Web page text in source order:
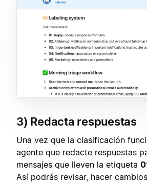
3) Redacta respuestas
Una vez que la clasificación
agente que redacte respuestas
mensajes que lleven la etiqueta
Así podrás revisar, hacer